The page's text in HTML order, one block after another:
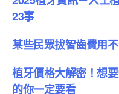
23事
某些民眾拔智齒費用
植牙價格大解密！想
的你一定要看